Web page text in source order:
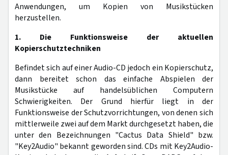
Anwendungen, um Kopien von Musikstücken
herzustellen.
1. Die Funktionsweise der aktuellen
Kopierschutztechniken
Befindet sich auf einer Audio-CD jedoch ein Kopierschutz,
dann bereitet schon das einfache Abspielen der
Musikstücke auf handelsüblichen Computern
Schwierigkeiten. Der Grund hierfür liegt in der
Funktionsweise der Schutzvorrichtungen, von denen sich
mittlerweile zwei auf dem Markt durchgesetzt haben, die
unter den Bezeichnungen "Cactus Data Shield" bzw.
"Key2Audio" bekannt geworden sind. CDs mit Key2Audio-